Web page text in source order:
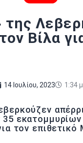
της
Βίλα
14 Ιουλίου, 2023 1:34
τον επιθετικό